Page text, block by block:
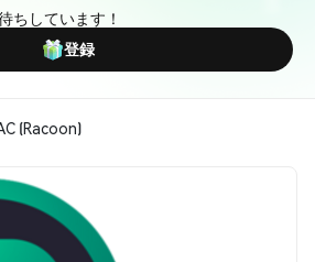
ちしています！
登録
(Racoon)